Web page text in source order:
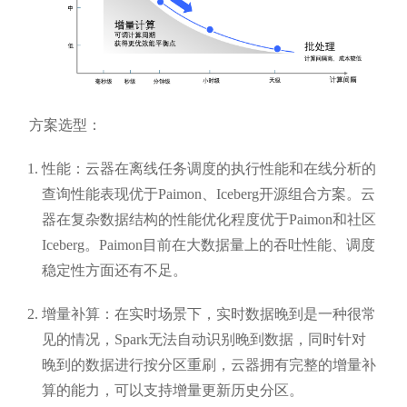
方案选型：
性能：云器在离线任务调度的执行性能和在线分析的
查询性能表现优于Paimon、Iceberg开源组合方案。云
器在复杂数据结构的性能优化程度优于Paimon和社区
Iceberg。Paimon目前在大数据量上的吞吐性能、调度
稳定性方面还有不足。
增量补算：在实时场景下，实时数据晚到是一种很常
见的情况，Spark无法自动识别晚到数据，同时针对
晚到的数据进行按分区重刷，云器拥有完整的增量补
算的能力，可以支持增量更新历史分区。